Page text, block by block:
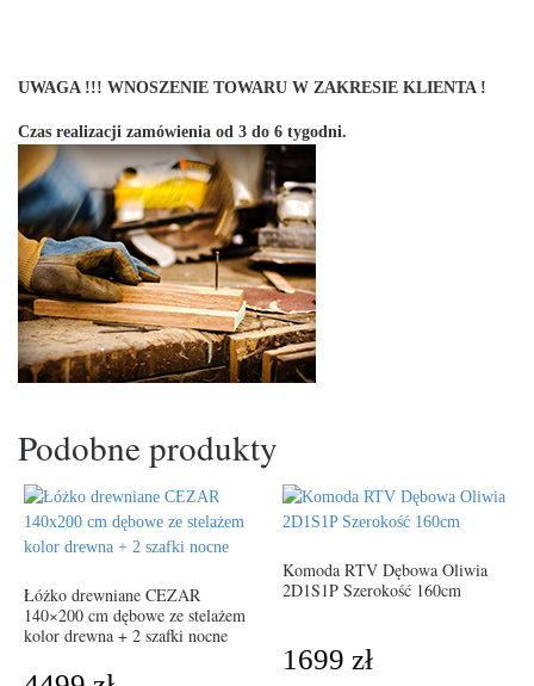
UWAGA !!! WNOSZENIE TOWARU W ZAKRESIE KLIENTA !
Czas realizacji zamówienia od 3 do 6 tygodni.
Podobne produkty
Łóżko drewniane CEZAR
140×200 cm dębowe ze stelażem
kolor drewna + 2 szafki nocne
Komoda RTV Dębowa Oliwia
2D1S1P Szerokość 160cm
1699 zł